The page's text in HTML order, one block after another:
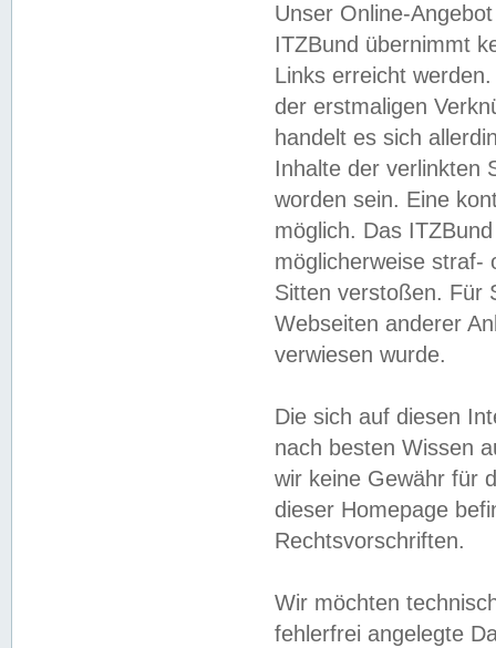
Unser Online-
ITZBund übernimmt
Links erreicht
der erstmaligen
handelt es sich
Inhalte der verlinkten
worden sein. Eine
möglich. Das
möglicherweise straf-
Sitten verstoßen. Für
Webseiten anderer
verwiesen wurde.
Die sich auf diesen
nach besten Wissen
wir keine Gewähr für
dieser Homepage
Rechtsvorschriften.
Wir möchten
fehlerfrei angelegte